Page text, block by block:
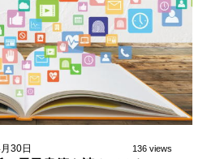
30日 136 views